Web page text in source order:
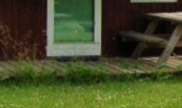
© VisitSamsø